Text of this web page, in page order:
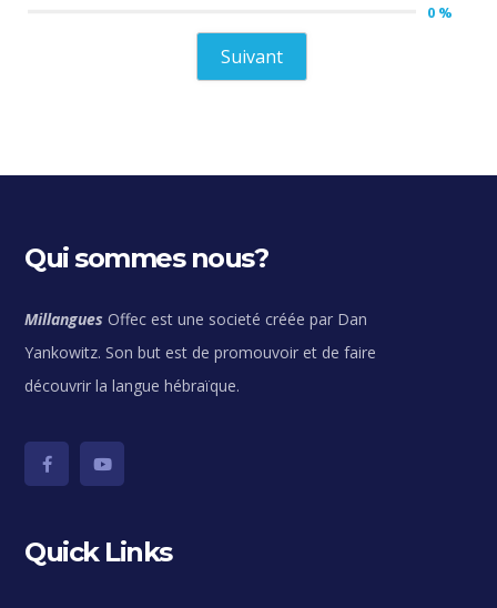
0 %
Suivant
Qui sommes nous?
Millangues Offec est une societé créée par Dan
Yankowitz. Son but est de promouvoir et de faire
découvrir la langue hébraïque.
Quick Links